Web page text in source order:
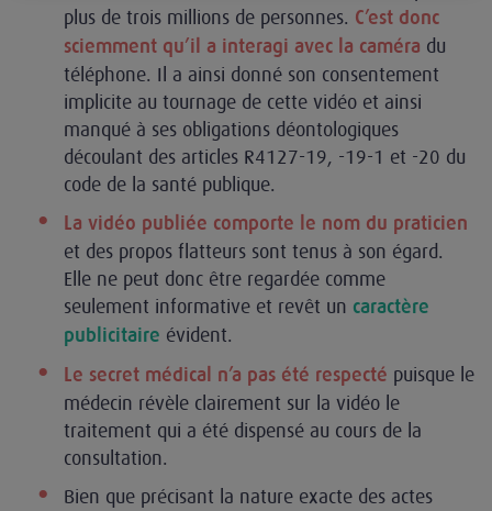
plus de trois millions de personnes. C’est donc
sciemment qu’il a interagi avec la caméra du
téléphone. Il a ainsi donné son consentement
implicite au tournage de cette vidéo et ainsi
manqué à ses obligations déontologiques
découlant des articles R4127-19, -19-1 et -20 du
code de la santé publique.
La vidéo publiée comporte le nom du praticien
et des propos flatteurs sont tenus à son égard.
Elle ne peut donc être regardée comme
seulement informative et revêt un caractère
publicitaire évident.
Le secret médical n’a pas été respecté puisque le
médecin révèle clairement sur la vidéo le
traitement qui a été dispensé au cours de la
consultation.
Bien que précisant la nature exacte des actes